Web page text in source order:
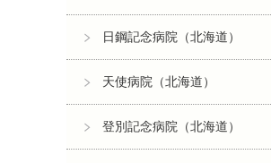
日鋼記念病院（北海道）
天使病院（北海道）
登別記念病院（北海道）